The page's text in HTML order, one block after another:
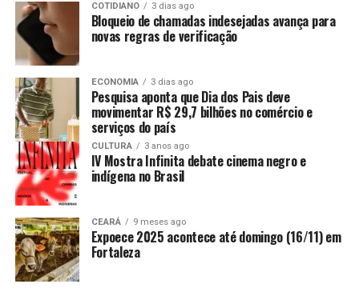
COTIDIANO 3 dias ago
Bloqueio de chamadas indesejadas avança para
novas regras de verificação
ECONOMIA 3 dias ago
Pesquisa aponta que Dia dos Pais deve
movimentar R$ 29,7 bilhões no comércio e
serviços do país
CULTURA 3 anos ago
IV Mostra Infinita debate cinema negro e
indígena no Brasil
CEARÁ 9 meses ago
Expoece 2025 acontece até domingo (16/11) em
Fortaleza